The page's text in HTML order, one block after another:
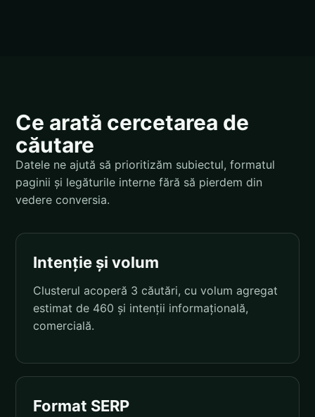
Ce arată cercetarea de
căutare
Datele ne ajută să prioritizăm subiectul, formatul
paginii și legăturile interne fără să pierdem din
vedere conversia.
Intenție și volum
Clusterul acoperă 3 căutări, cu volum agregat
estimat de 460 și intenții informațională,
comercială.
Format SERP